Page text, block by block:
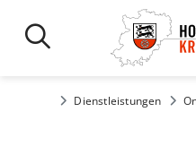
Dienstleistungen